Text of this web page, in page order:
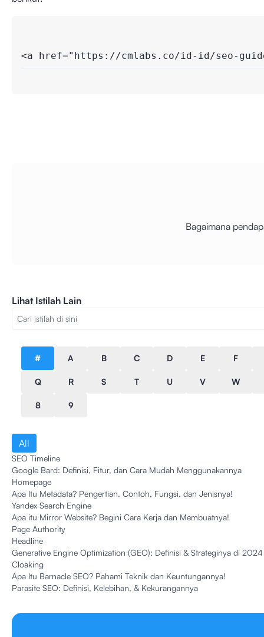
<a href="https://cmlabs.co/id-id/seo-
Bagaimana
Lihat Istilah Lain
# A B C D E F
Q R S T U V W
8 9
All
SEO Timeline
Google Bard: Definisi, Fitur, dan Cara Mudah Menggunakannya
Homepage
Apa Itu Metadata? Pengertian, Contoh, Fungsi, dan Jenisnya!
Yandex Search Engine
Apa itu Mirror Website? Begini Cara Kerja dan Membuatnya!
Page Authority
Headline
Generative Engine Optimization (GEO): Definisi & Strateginya di 2024
Cloaking
Apa Itu Barnacle SEO? Pahami Teknik dan Keuntungannya!
Parasite SEO: Definisi, Kelebihan, & Kekurangannya